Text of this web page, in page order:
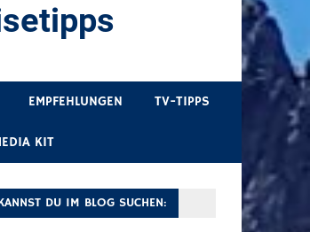
EMPFEHLUNGEN TV-TIPPS
KIT
DU IM BLOG SUCHEN: